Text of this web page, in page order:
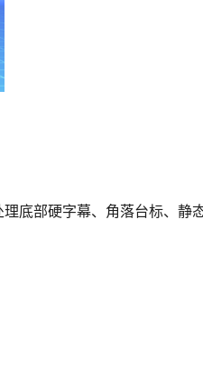
底部硬字幕、角落台标、静